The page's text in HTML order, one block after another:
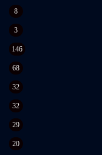
8
3
146
68
32
32
29
20